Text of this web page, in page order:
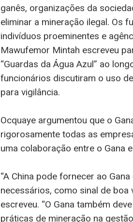
ganês, organizações da
eliminar a mineração ilegal. Os
indivíduos proeminentes e
Mawufemor Mintah escreveu
“Guardas da Água Azul” ao
funcionários discutiram o uso
para vigilância.
Ocquaye argumentou que o
rigorosamente todas as
uma colaboração entre o Gana
“A China pode fornecer ao
necessários, como sinal de boa
escreveu. “O Gana também
práticas de mineração na